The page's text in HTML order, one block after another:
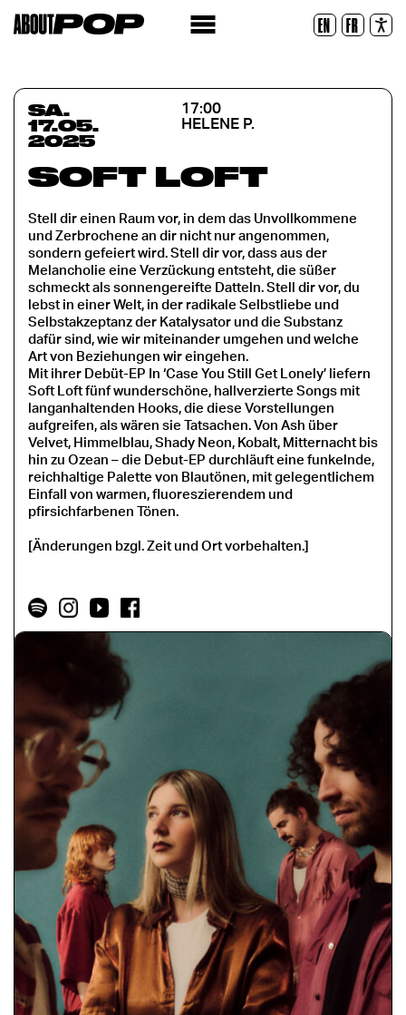
EN FR
Zurücksetzen
SA.
17.05.
2025
17:00
HELENE P.
SOFT LOFT
Stell dir einen Raum vor, in dem das Unvollkommene
und Zerbrochene an dir nicht nur angenommen,
sondern gefeiert wird. Stell dir vor, dass aus der
Melancholie eine Verzückung entsteht, die süßer
schmeckt als sonnengereifte Datteln. Stell dir vor, du
lebst in einer Welt, in der radikale Selbstliebe und
Selbstakzeptanz der Katalysator und die Substanz
dafür sind, wie wir miteinander umgehen und welche
Art von Beziehungen wir eingehen.
Mit ihrer Debüt-EP In ‘Case You Still Get Lonely’ liefern
Soft Loft fünf wunderschöne, hallverzierte Songs mit
langanhaltenden Hooks, die diese Vorstellungen
aufgreifen, als wären sie Tatsachen. Von Ash über
Velvet, Himmelblau, Shady Neon, Kobalt, Mitternacht bis
hin zu Ozean – die Debut-EP durchläuft eine funkelnde,
reichhaltige Palette von Blautönen, mit gelegentlichem
Einfall von warmen, fluoreszierendem und
pfirsichfarbenen Tönen.
[Änderungen bzgl. Zeit und Ort vorbehalten.]